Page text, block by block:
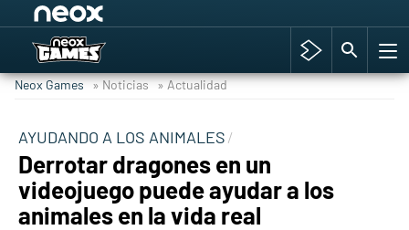
Hyrule Warriors: La Era del Cataclismo
Cyberpunk 2077
Hyrule Warriors
Asia peculiar tradición
Neox Games » Noticias » Actualidad
AYUDANDO A LOS ANIMALES
Derrotar dragones en un
videojuego puede ayudar a los
animales en la vida real